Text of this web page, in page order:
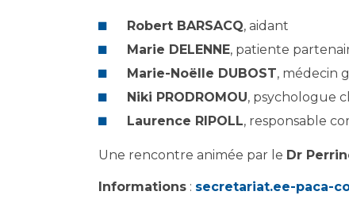
Robert BARSACQ, aidant
Marie DELENNE, patiente
Marie-Noëlle DUBOST, médecin
Niki PRODROMOU, psychologue
Laurence RIPOLL, responsable
Une rencontre animée par le Dr
Informations : secretariat.ee-paca-